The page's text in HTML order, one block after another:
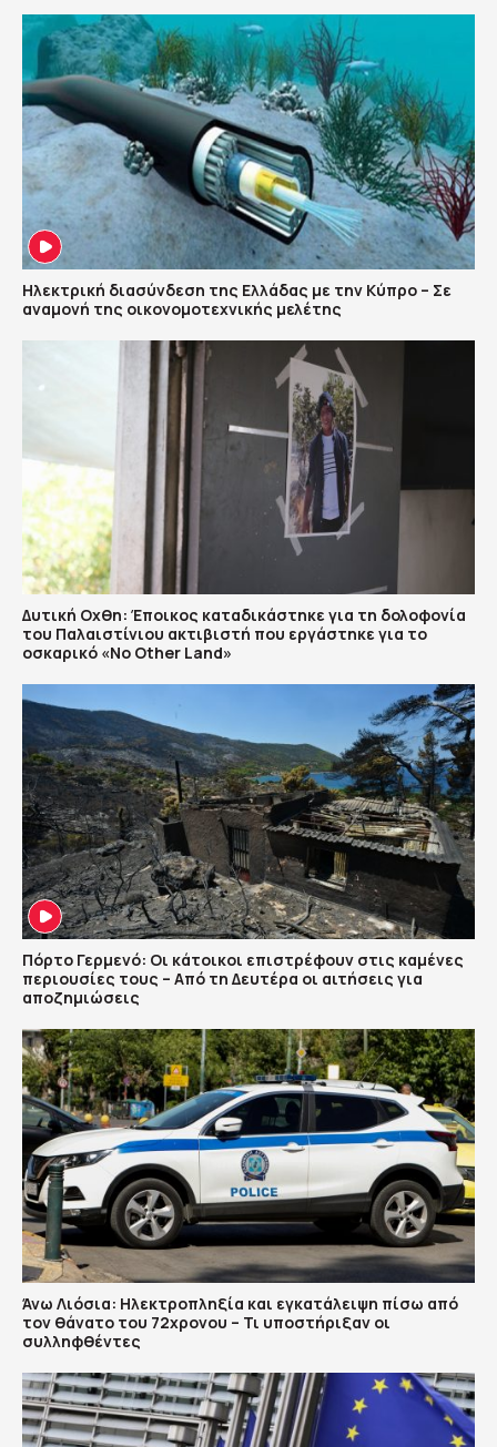
Ηλεκτρική διασύνδεση της Ελλάδας με την Κύπρο – Σε
αναμονή της οικονομοτεχνικής μελέτης
Δυτική Οχθη: Έποικος καταδικάστηκε για τη δολοφονία
του Παλαιστίνιου ακτιβιστή που εργάστηκε για το
οσκαρικό «No Other Land»
Πόρτο Γερμενό: Οι κάτοικοι επιστρέφουν στις καμένες
περιουσίες τους – Aπό τη Δευτέρα οι αιτήσεις για
αποζημιώσεις
Άνω Λιόσια: Ηλεκτροπληξία και εγκατάλειψη πίσω από
τον θάνατο του 72χρονου – Τι υποστήριξαν οι
συλληφθέντες